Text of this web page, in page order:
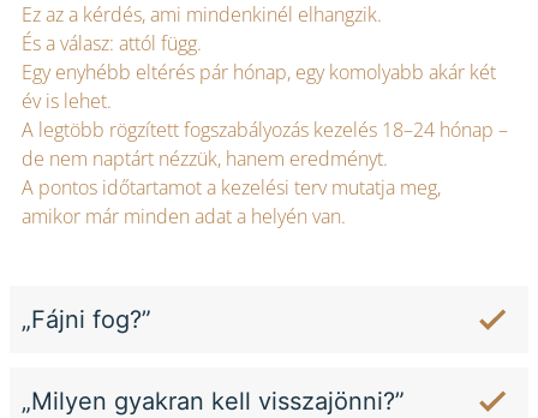
Ez az a kérdés, ami mindenkinél elhangzik.
És a válasz: attól függ.
Egy enyhébb eltérés pár hónap, egy komolyabb akár két
év is lehet.
A legtöbb rögzített fogszabályozás kezelés 18–24 hónap –
de nem naptárt nézzük, hanem eredményt.
A pontos időtartamot a kezelési terv mutatja meg,
amikor már minden adat a helyén van.
„Fájni fog?”
„Milyen gyakran kell visszajönni?”